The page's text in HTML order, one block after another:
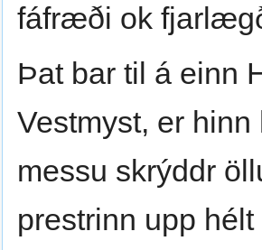
fáfræði ok
Þat bar til á einn
Vestmyst, er
messu skrýddr
prestrinn upp